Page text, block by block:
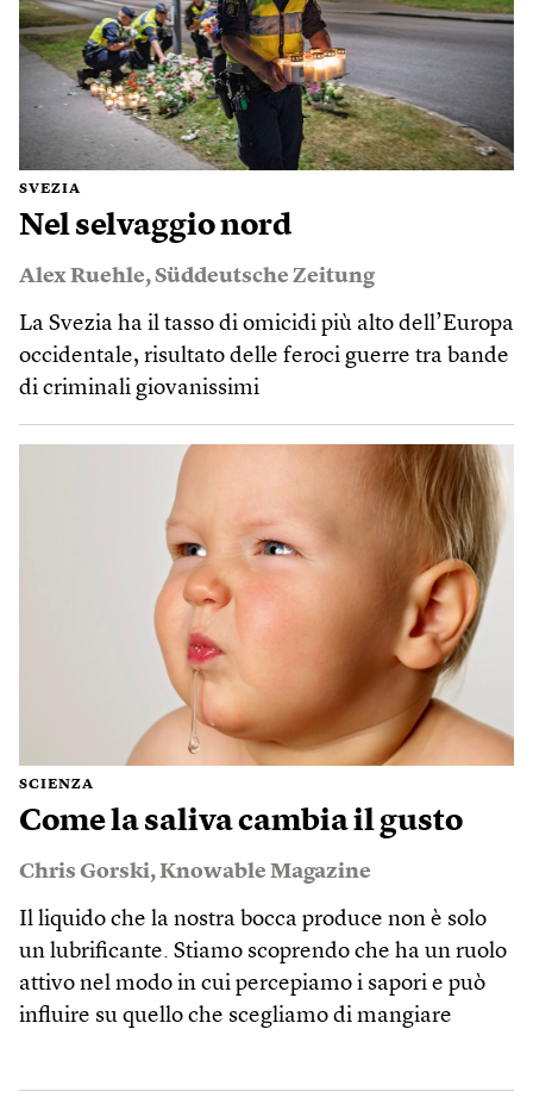
SVEZIA
Nel selvaggio nord
Alex Ruehle,Süddeutsche Zeitung
La Svezia ha il tasso di omicidi più alto dell’Europa
occidentale, risultato delle feroci guerre tra bande
di criminali giovanissimi
SCIENZA
Come la saliva cambia il gusto
Chris Gorski,Knowable Magazine
Il liquido che la nostra bocca produce non è solo
un lubrificante. Stiamo scoprendo che ha un ruolo
attivo nel modo in cui percepiamo i sapori e può
influire su quello che scegliamo di mangiare